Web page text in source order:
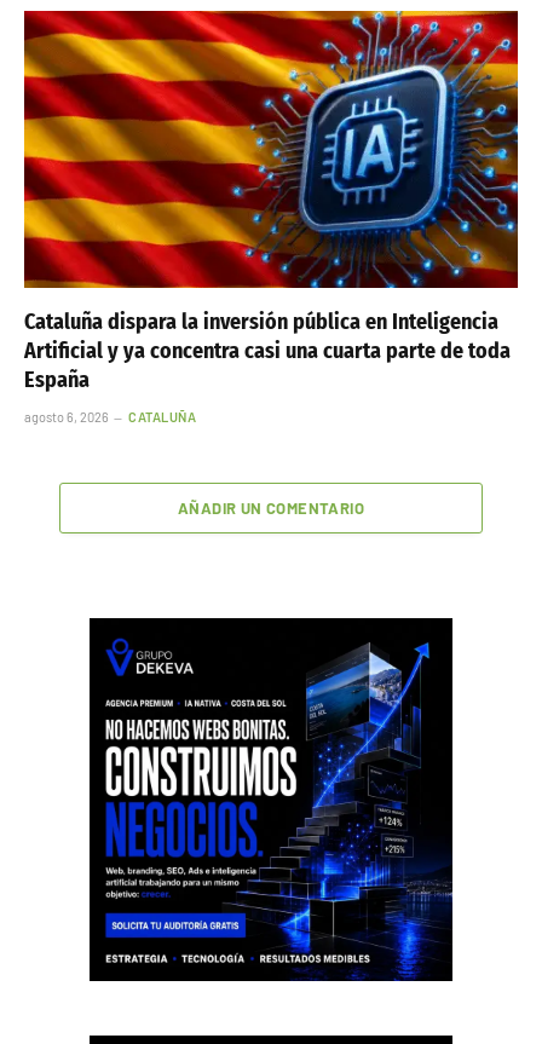
Cataluña dispara la inversión pública en Inteligencia
Artificial y ya concentra casi una cuarta parte de toda
España
agosto 6, 2026 CATALUÑA
AÑADIR UN COMENTARIO